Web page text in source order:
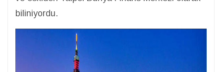
biliniyordu.